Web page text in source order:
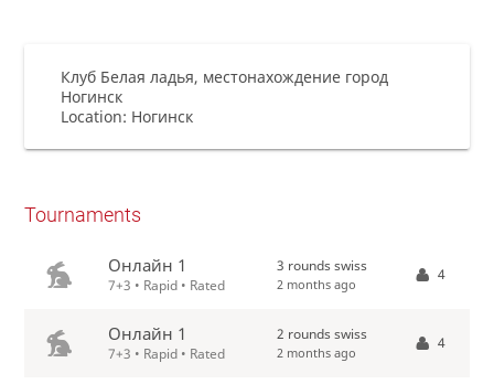
Клуб Белая ладья, местонахождение город
Ногинск
Location: Ногинск
Tournaments
Онлайн 1
7+3 • Rapid • Rated
3 rounds swiss
2 months ago
4
Онлайн 1
7+3 • Rapid • Rated
2 rounds swiss
2 months ago
4